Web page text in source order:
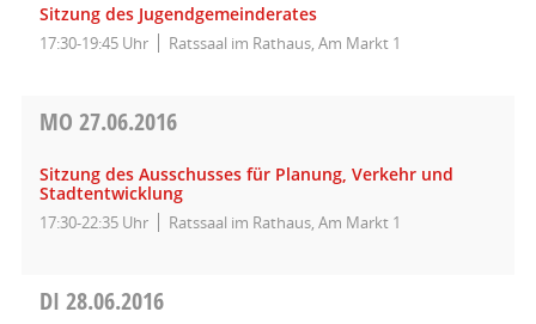
Sitzung des Jugendgemeinderates
17:30-19:45 Uhr Ratssaal im Rathaus, Am Markt 1
MO 27.06.2016
Sitzung des Ausschusses für Planung, Verkehr und
Stadtentwicklung
17:30-22:35 Uhr Ratssaal im Rathaus, Am Markt 1
DI 28.06.2016